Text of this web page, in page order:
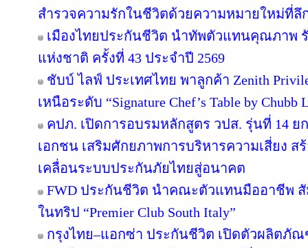
สำรวจความรักในชีวิตด้วยความหมายใหม่ที่ลึ
เมืองไทยประกันชีวิต นำทัพตัวแทนคุณภาพ
แห่งชาติ ครั้งที่ 43 ประจำปี 2569
ชับบ์ ไลฟ์ ประเทศไทย พาลูกค้า Zenith
เหนือระดับ “Signature Chef’s Table by Chubb
คปภ. เปิดการอบรมหลักสูตร วปส. รุ่นที่ 14 ย
เอกชน เสริมศักยภาพการบริหารความเสี่ยง สร้
เคลื่อนระบบประกันภัยไทยสู่อนาคต
FWD ประกันชีวิต นำคณะตัวแทนมืออาชีพ
ในทริป “Premier Club South Italy”
กรุงไทย–แอกซ่า ประกันชีวิต เปิดตัวผลิตภัณ